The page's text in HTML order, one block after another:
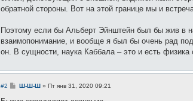
обратной стороны. Вот на этой границе мы и
Поэтому если бы Альберт Эйнштейн был бы жив в
взаимопонимание, и вообще я был бы очень рад
он. В сущности, наука Каббала – это и есть
#2
С
о
Ш-Ш-Ш» Пт янв 31, 2020 09:21